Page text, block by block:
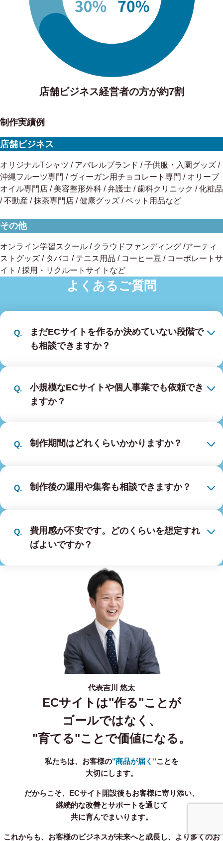
店舗ビジネス経営者の方が約7割
制作実績例
店舗ビジネス
オリジナルTシャツ / アパレルブランド / 子供服・入園グッズ /
沖縄フルーツ専門 / ヴィーガン用チョコレート専門 / オリーブ
オイル専門店 / 美容整形外科 / 弁護士 / 歯科クリニック / 化粧品
/ 不動産 / 抹茶専門店 / 健康グッズ / ペット用品など
その他
オンライン学習スクール / クラウドファンディング /アーティ
ストグッズ / タバコ / テニス用品 / コーヒー豆 / コーポレートサ
イト / 採用・リクルートサイトなど
よくあるご質問
まだECサイトを作るか決めていない段階で
も相談できますか？
小規模なECサイトや個人事業でも依頼でき
ますか？
制作期間はどれくらいかかりますか？
制作後の運用や集客も相談できますか？
費用感が不安です。どのくらいを想定すれ
ばよいですか？
代表吉川 悠太
ECサイトは"作る"ことが
ゴールではなく、
"育てる"ことで価値になる。
私たちは、お客様の"商品が届く"ことを
大切にします。
だからこそ、ECサイト開設後もお客様に寄り添い、
継続的な改善とサポートを通じて
共に育んでまいります。
これからも、お客様のビジネスが未来へと成長し、より多くのお